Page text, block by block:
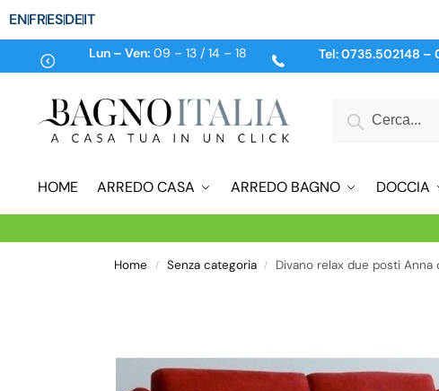
ENFRESDEIT
Lun – Ven:09 – 13 / 14 – 18 Tel:0735.502148 –
HOME ARREDO CASA ARREDO BAGNO DOCCIA
Home / Senza categoria / Divano relax due posti